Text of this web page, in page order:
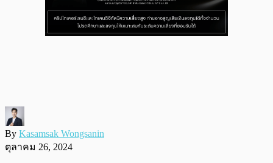
By Kasamsak Wongsanin
ตุลาคม 26, 2024